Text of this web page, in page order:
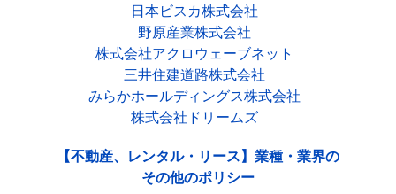
日本ビスカ株式会社
野原産業株式会社
株式会社アクロウェーブネット
三井住建道路株式会社
みらかホールディングス株式会社
株式会社ドリームズ
【不動産、レンタル・リース】業種・業界の
その他のポリシー